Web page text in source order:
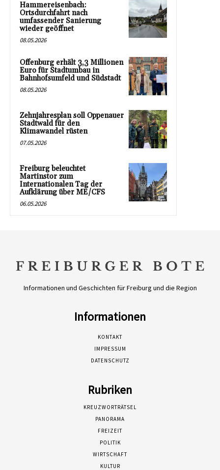
Hammereisenbach:
Ortsdurchfahrt nach
umfassender Sanierung
wieder geöffnet
08.05.2026
Offenburg erhält 3,3 Millionen
Euro für Stadtumbau in
Bahnhofsumfeld und Südstadt
08.05.2026
Zehnjahresplan soll Oppenauer
Stadtwald für den
Klimawandel rüsten
07.05.2026
Freiburg beleuchtet
Martinstor zum
Internationalen Tag der
Aufklärung über ME/CFS
06.05.2026
Informationen und Geschichten für Freiburg und die Region
Informationen
KONTAKT
IMPRESSUM
DATENSCHUTZ
Rubriken
KREUZWORTRÄTSEL
PANORAMA
FREIZEIT
POLITIK
WIRTSCHAFT
KULTUR